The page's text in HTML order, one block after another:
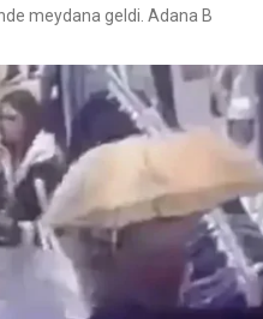
meydana geldi. Adana B